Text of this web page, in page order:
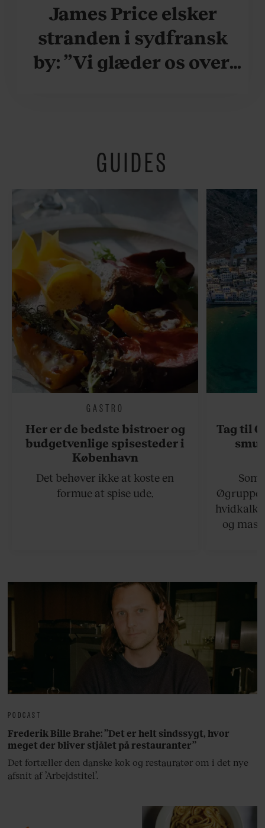
James Price elsker
stranden i sydfransk
by: ”Vi glæder os over,
fredeligt”
GUIDES
GASTRO
Her er de bedste bistroer og
budgetvenlige spisesteder i
København
Det behøver ikke at koste en
formue at spise ude.
Tag til
og
PODCAST
Frederik Bille Brahe: ”Det er helt sindssygt, hvor
meget der bliver stjålet på restauranter”
Det fortæller den danske kok og restauratør om i det nye
afsnit af ’Arbejdstitel’.